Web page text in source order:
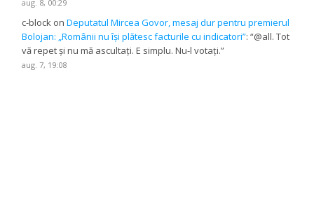
aug. 8, 00:29
c-block onDeputatul Mircea Govor, mesaj dur pentru premierul
Bolojan: „Românii nu își plătesc facturile cu indicatori”: “@all. Tot
vă repet și nu mă ascultați. E simplu. Nu-l votați.”
aug. 7, 19:08